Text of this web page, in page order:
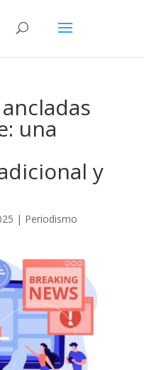
una
y
| Periodismo